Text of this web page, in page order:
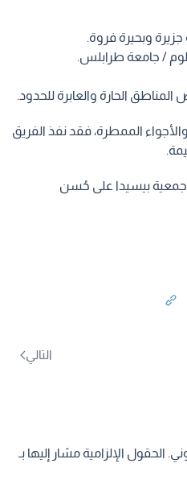
جزيرة وبحيرة فروة.
/ جامعة طرابلس.
المناطق الحارة والعابرة للحدود.
الممطرة، فقد نفذ الفريق
جمعية بيسيدا على حُسن
التالي
الحقول الإلزامية مشار إليها بـ